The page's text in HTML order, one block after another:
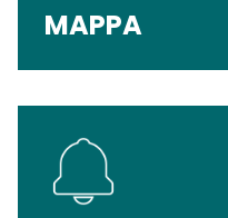
MAPPA